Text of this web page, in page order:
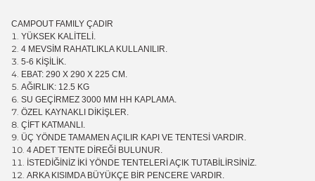
CAMPOUT FAMILY ÇADIR
YÜKSEK KALİTELİ.
4 MEVSİM RAHATLIKLA KULLANILIR.
5-6 KİŞİLİK.
EBAT: 290 X 290 X 225 CM.
AĞIRLIK: 12.5 KG
SU GEÇİRMEZ 3000 MM HH KAPLAMA.
ÖZEL KAYNAKLI DİKİŞLER.
ÇİFT KATMANLI.
ÜÇ YÖNDE TAMAMEN AÇILIR KAPI VE TENTESİ VARDIR.
4 ADET TENTE DİREĞİ BULUNUR.
İSTEDİĞİNİZ İKİ YÖNDE TENTELERİ AÇIK TUTABİLİRSİNİZ.
ARKA KISIMDA BÜYÜKÇE BİR PENCERE VARDIR.